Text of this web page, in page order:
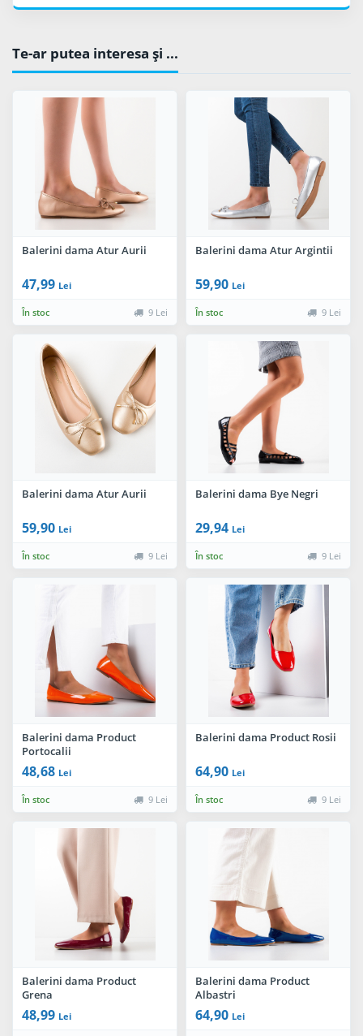
Te-ar putea interesa şi ...
Balerini dama Atur Aurii
47,99 Lei
În stoc 9 Lei
Balerini dama Atur Argintii
59,90 Lei
În stoc 9 Lei
Balerini dama Atur Aurii
59,90 Lei
În stoc 9 Lei
Balerini dama Bye Negri
29,94 Lei
În stoc 9 Lei
Balerini dama Product
Portocalii
48,68 Lei
În stoc 9 Lei
Balerini dama Product Rosii
64,90 Lei
În stoc 9 Lei
Balerini dama Product
Grena
48,99 Lei
Balerini dama Product
Albastri
64,90 Lei